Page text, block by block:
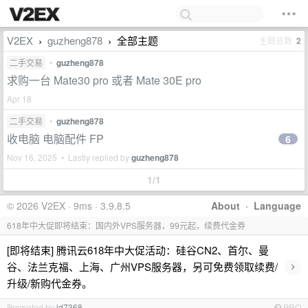
V2EX › guzheng878 › 全部主题 主题总数 2
二手交易 • guzheng878
求购一台 Mate30 pro 或者 Mate 30E pro
Apr 18
二手交易
• guzheng878
收电脑 电脑配件 FP
Nov 16, 2025 • Lastly replied byguzheng878
6
1/1
About · Language
© 2026 V2EX · 9ms · 3.9.8.5
618年中大促即将结束：国内外VPS服务器，99元起，续费代金券
[即将结束] 腾讯云618年中大促活动：硅谷CN2、首尔、曼
谷、法兰克福、上海、广州VPS服务器，另可免费领取续费/
升级/新购代金券。
›